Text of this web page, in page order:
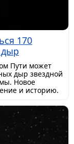
170
Пути может
дыр звездной
Новое
и историю.